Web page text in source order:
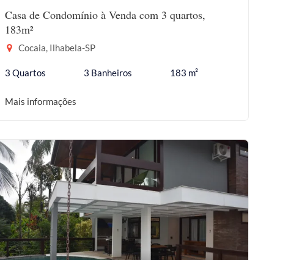
Casa de Condomínio à Venda com 3 quartos,
183m²
Cocaia, Ilhabela-SP
3 Quartos 3 Banheiros 183 m²
Mais informações